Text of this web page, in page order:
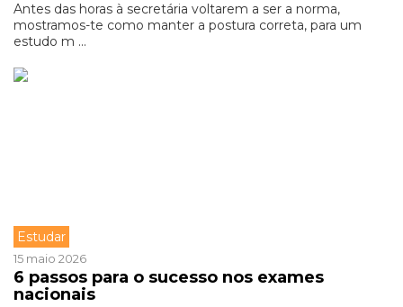
Antes das horas à secretária voltarem a ser a norma,
mostramos-te como manter a postura correta, para um
estudo m ...
Estudar
15 maio 2026
6 passos para o sucesso nos exames
nacionais